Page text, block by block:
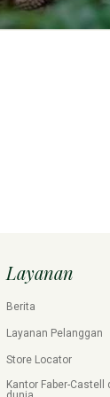
Layanan
Berita
Layanan Pelanggan
Store Locator
Kantor Faber-Castell